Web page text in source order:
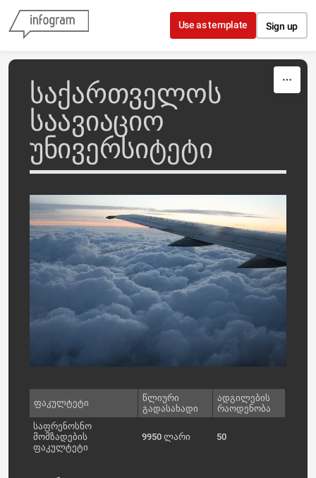
Skip to content
Use as template Sign up
საქართველოს
საავიაციო
უნივერსიტეტი
ფაკულტეტი
წლიური
გადასახადი
ადგილების
რაოდენობა
საფრენოსნო
მომზადების
ფაკულტეტი
9950 ლარი 50